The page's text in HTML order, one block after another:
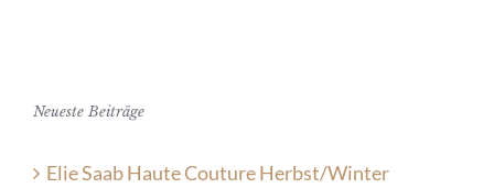
Neueste Beiträge
Elie Saab Haute Couture Herbst/Winter